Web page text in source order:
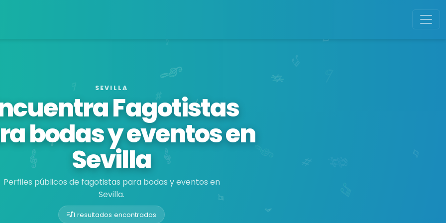
SEVILLA
Fagotistas
bodas y eventos en
Sevilla
Perfiles públicos de fagotistas para bodas y eventos en
Sevilla.
1 resultados encontrados